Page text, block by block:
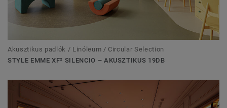
Akusztikus padlók / Linóleum / Circular Selection
STYLE EMME XF² SILENCIO – AKUSZTIKUS 19DB